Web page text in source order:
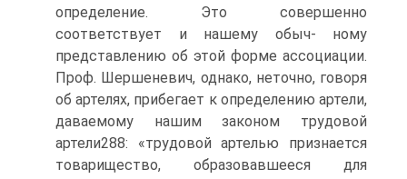
определение. Это совершенно
соответствует и нашему обыч- ному
представлению об этой форме ассоциации.
Проф. Шершеневич, однако, неточно, говоря
об артелях, прибегает к определению артели,
даваемому нашим законом трудовой
артели288: «трудовой артелью признается
товарищество, образовавшееся для